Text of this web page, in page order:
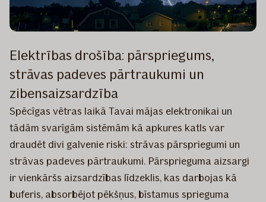
Elektrības drošība: pārspriegums,
strāvas padeves pārtraukumi un
zibensaizsardzība
Spēcīgas vētras laikā Tavai mājas elektronikai un
tādām svarīgām sistēmām kā apkures katls var
draudēt divi galvenie riski: strāvas pārspriegumi un
strāvas padeves pārtraukumi. Pārsprieguma aizsargi
ir vienkāršs aizsardzības līdzeklis, kas darbojas kā
buferis, absorbējot pēkšņus, bīstamus sprieguma